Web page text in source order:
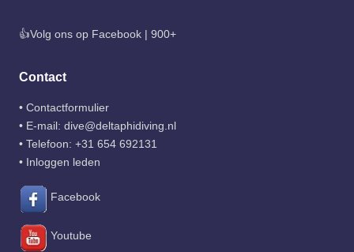
👍Volg ons op Facebook | 900+
Contact
• Contactformulier
• E-mail: dive@deltaphidiving.nl
• Telefoon: +31 654 692131
• Inloggen leden
Facebook
Youtube